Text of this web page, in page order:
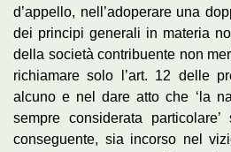
d’appello, nell’adoperare una
dei principi generali in materia
della società contribuente non
richiamare solo l’art. 12 delle
alcuno e nel dare atto che ‘la
sempre considerata
conseguente, sia incorso nel